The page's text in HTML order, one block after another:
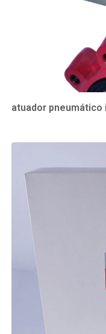
atuador pneumático